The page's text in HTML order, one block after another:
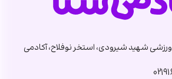
شهید شیرودی، استخر نوفلاح، آکادمی